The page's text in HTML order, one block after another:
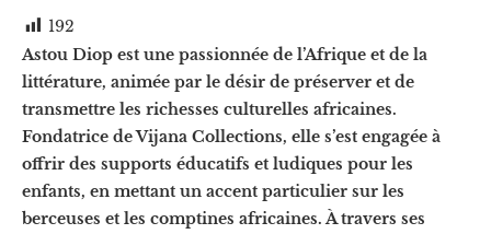
192
Astou Diop est une passionnée de l’Afrique et de la
littérature, animée par le désir de préserver et de
transmettre les richesses culturelles africaines.
Fondatrice de Vijana Collections, elle s’est engagée à
offrir des supports éducatifs et ludiques pour les
enfants, en mettant un accent particulier sur les
berceuses et les comptines africaines. À travers ses